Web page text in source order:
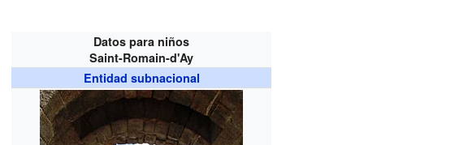
Datos para niños
Saint-Romain-d'Ay
Entidad subnacional